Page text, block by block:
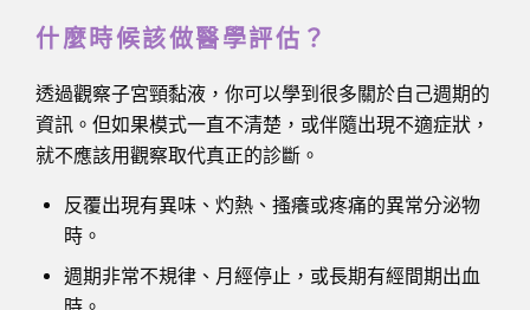
什麼時候該做醫學評估？
透過觀察子宮頸黏液，你可以學到很多關於自己週期的
資訊。但如果模式一直不清楚，或伴隨出現不適症狀，
就不應該用觀察取代真正的診斷。
反覆出現有異味、灼熱、搔癢或疼痛的異常分泌物
時。
週期非常不規律、月經停止，或長期有經間期出血